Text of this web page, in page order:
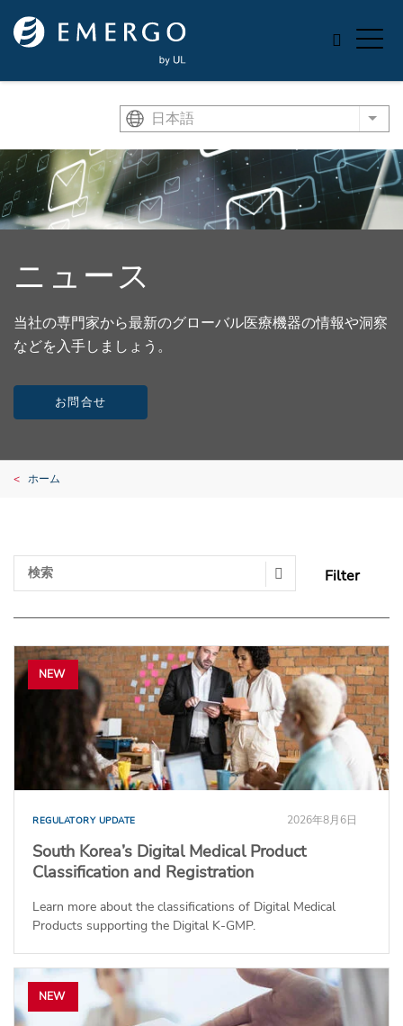
Skip to main content
日本語 List
ニュース
当社の専門家から最新のグローバル医療機器の情報や洞察
などを入手しましょう。
お問合せ
ホーム
Filter
Search Submit
NEW
REGULATORY UPDATE 2026年8月6日
South Korea’s Digital Medical Product
Classification and Registration
Learn more about the classifications of Digital Medical
Products supporting the Digital K-GMP.
NEW